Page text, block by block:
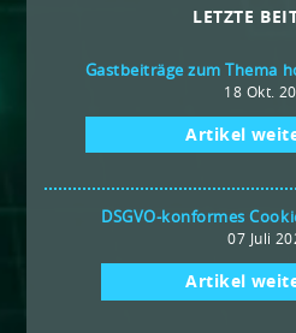
LETZTE
Gastbeiträge zum Thema
18 Okt.
Artikel
DSGVO-konformes
07 Juli
Artikel